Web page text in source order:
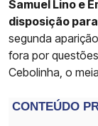
Samuel Lino e
disposição
segunda
fora por
Cebolinha, o